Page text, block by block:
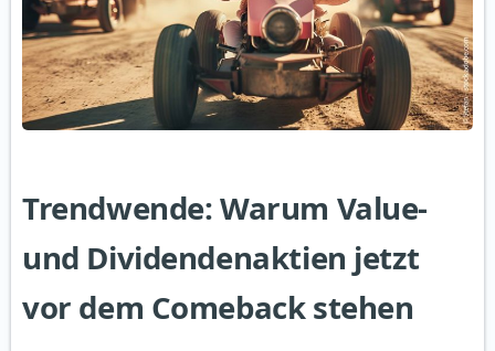
Trendwende: Warum Value-
und Dividendenaktien jetzt
vor dem Comeback stehen